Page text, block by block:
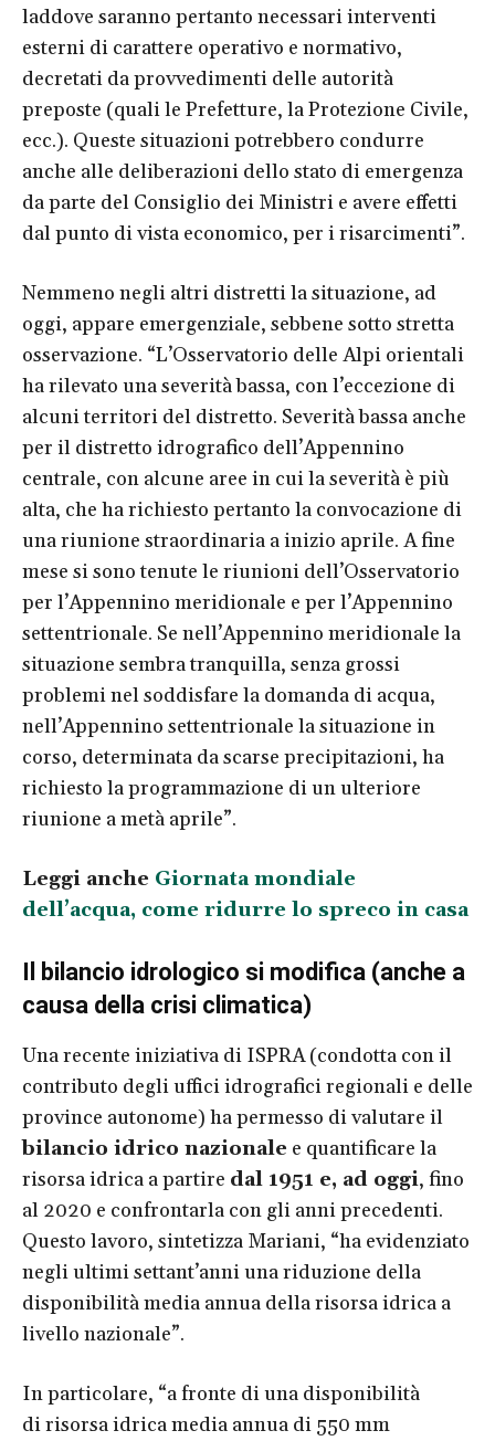
laddove saranno pertanto necessari interventi
esterni di carattere operativo e normativo,
decretati da provvedimenti delle autorità
preposte (quali le Prefetture, la Protezione Civile,
ecc.). Queste situazioni potrebbero condurre
anche alle deliberazioni dello stato di emergenza
da parte del Consiglio dei Ministri e avere effetti
dal punto di vista economico, per i risarcimenti”.
Nemmeno negli altri distretti la situazione, ad
oggi, appare emergenziale, sebbene sotto stretta
osservazione. “L’Osservatorio delle Alpi orientali
ha rilevato una severità bassa, con l’eccezione di
alcuni territori del distretto. Severità bassa anche
per il distretto idrografico dell’Appennino
centrale, con alcune aree in cui la severità è più
alta, che ha richiesto pertanto la convocazione di
una riunione straordinaria a inizio aprile. A fine
mese si sono tenute le riunioni dell’Osservatorio
per l’Appennino meridionale e per l’Appennino
settentrionale. Se nell’Appennino meridionale la
situazione sembra tranquilla, senza grossi
problemi nel soddisfare la domanda di acqua,
nell’Appennino settentrionale la situazione in
corso, determinata da scarse precipitazioni, ha
richiesto la programmazione di un ulteriore
riunione a metà aprile”.
Leggi anche Giornata mondiale
dell’acqua, come ridurre lo spreco in casa
Il bilancio idrologico si modifica (anche a
causa della crisi climatica)
Una recente iniziativa di ISPRA (condotta con il
contributo degli uffici idrografici regionali e delle
province autonome) ha permesso di valutare il
bilancio idrico nazionale e quantificare la
risorsa idrica a partire dal 1951 e, ad oggi, fino
al 2020 e confrontarla con gli anni precedenti.
Questo lavoro, sintetizza Mariani, “ha evidenziato
negli ultimi settant’anni una riduzione della
disponibilità media annua della risorsa idrica a
livello nazionale”.
In particolare, “a fronte di una disponibilità
di risorsa idrica media annua di 550 mm